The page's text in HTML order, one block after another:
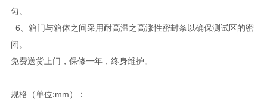
匀。
6、箱门与箱体之间采用耐高温之高涨性密封条以确保测试区的密
闭。
免费送货上门，保修一年，终身维护。
规格（单位:mm）：